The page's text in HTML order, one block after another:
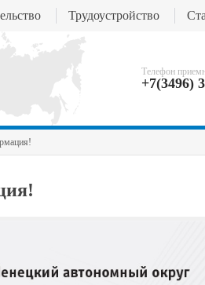
Телефон
+7(3496)
Трудоустройство